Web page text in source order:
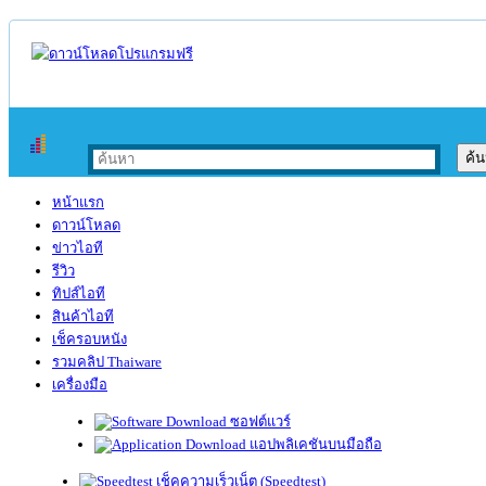
หน้าแรก
ดาวน์โหลด
ข่าวไอที
รีวิว
ทิปส์ไอที
สินค้าไอที
เช็ครอบหนัง
รวมคลิป Thaiware
เครื่องมือ
ซอฟต์แวร์
แอปพลิเคชันบนมือถือ
เช็คความเร็วเน็ต (Speedtest)